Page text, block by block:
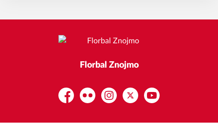
Florbal Znojmo
FacebookFlickr InstagramPlatform X
YouTube